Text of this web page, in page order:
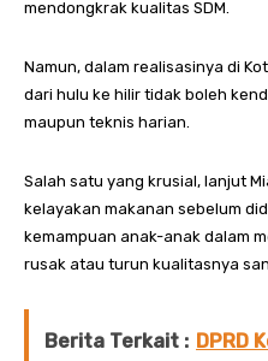
mendongkrak kualitas SDM.
Namun, dalam realisasinya di
dari hulu ke hilir tidak boleh
maupun teknis harian.
Salah satu yang krusial, lanjut
kelayakan makanan sebelum
kemampuan anak-anak dalam
rusak atau turun kualitasnya
Berita Terkait : DPRD